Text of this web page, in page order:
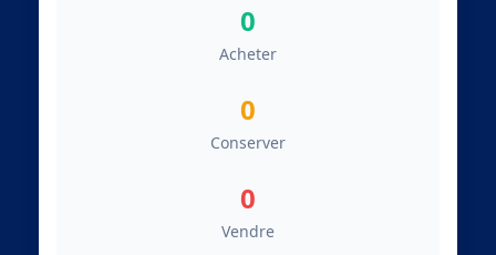
0
Acheter
0
Conserver
0
Vendre